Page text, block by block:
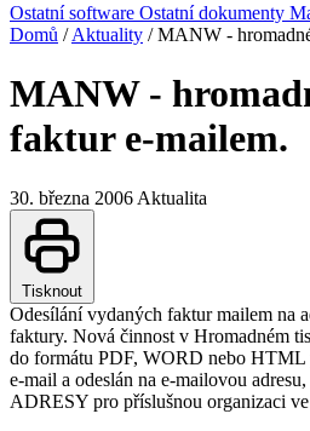
Ostatní software Ostatní dokumenty
Domů / Aktuality / MANW -
MANW -
faktur e-mailem.
30. března 2006 Aktualita
Tisknout
Odesílání vydaných faktur mailem na
faktury. Nová činnost v Hromadném
do formátu PDF, WORD nebo HTML
e-mail a odeslán na e-mailovou
ADRESY pro příslušnou organizaci